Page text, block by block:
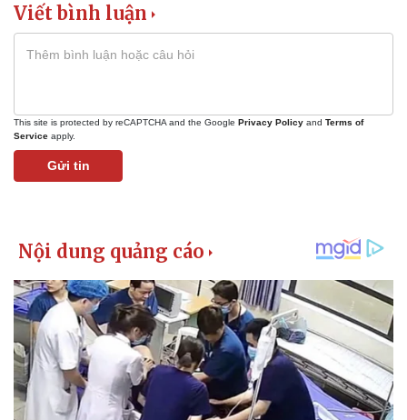
Kinh tế
Bất động sản
Khởi nghiệp
Thị trường
Giá vàng
Tiêu dùng
Tỷ giá
Chứng khoán
Giá cà phê
Viết bình luận
This site is protected by reCAPTCHA and the Google Privacy Policy and Terms of
Service apply.
Gửi tin